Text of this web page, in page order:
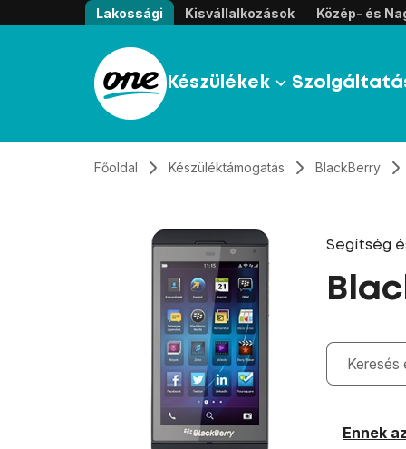
Átugrás, tovább a tartalomhoz
Lakossági Kisvállalkozások Közép- és
Készülékek
Főoldal Készüléktámogatás BlackBerry
Segítség
Gépelés
Ennek